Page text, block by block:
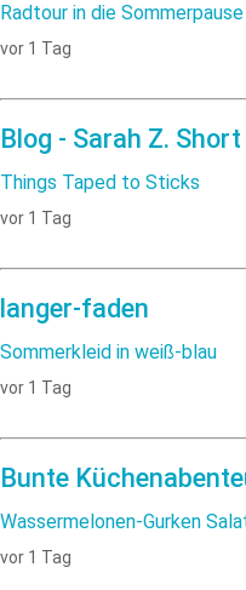
Radtour in die Sommerpause
vor 1 Tag
Blog - Sarah Z. Short
Things Taped to Sticks
vor 1 Tag
langer-faden
Sommerkleid in weiß-blau
vor 1 Tag
Bunte
Wassermelonen-Gurken
vor 1 Tag